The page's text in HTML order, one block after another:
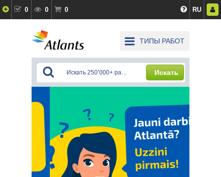
0 0 0 RU
ТИПЫ РАБОТ
Искать